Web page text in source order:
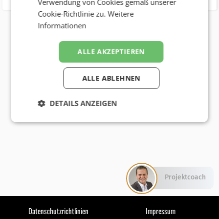
Datenschutzrichtlinien Impressum
Verwendung von Cookies gemäß unserer
Cookie-Richtlinie zu.Weitere
Informationen
ALLE AKZEPTIEREN
ALLE ABLEHNEN
DETAILS ANZEIGEN
Projektcoach